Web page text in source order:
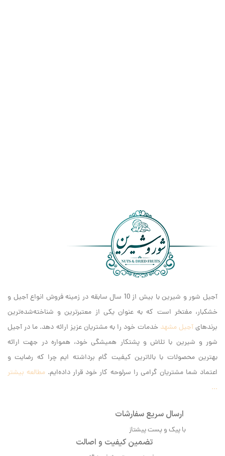
آجیل شور و شیرین با بیش از 10 سال سابقه در زمینه فروش انواع آجیل و
خشکبار، مفتخر است که به عنوان یکی از معتبرترین و شناخته‌شده‌ترین
برندهایآجیل مشهد خدمات خود را به مشتریان عزیز ارائه دهد. ما در آجیل
شور و شیرین با تلاش و پشتکار همیشگی خود، همواره در جهت ارائه
بهترین محصولات با بالاترین کیفیت گام برداشته ایم‌ چرا که رضایت و
اعتماد شما مشتریان گرامی را سرلوحه کار خود قرار داده‌ایم. مطالعه بیشتر
...
ارسال سریع سفارشات
با پیک و پست پیشتاز
تضمین کیفیت و اصالت